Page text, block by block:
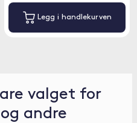
Legg i handlekurven
valget for
andre